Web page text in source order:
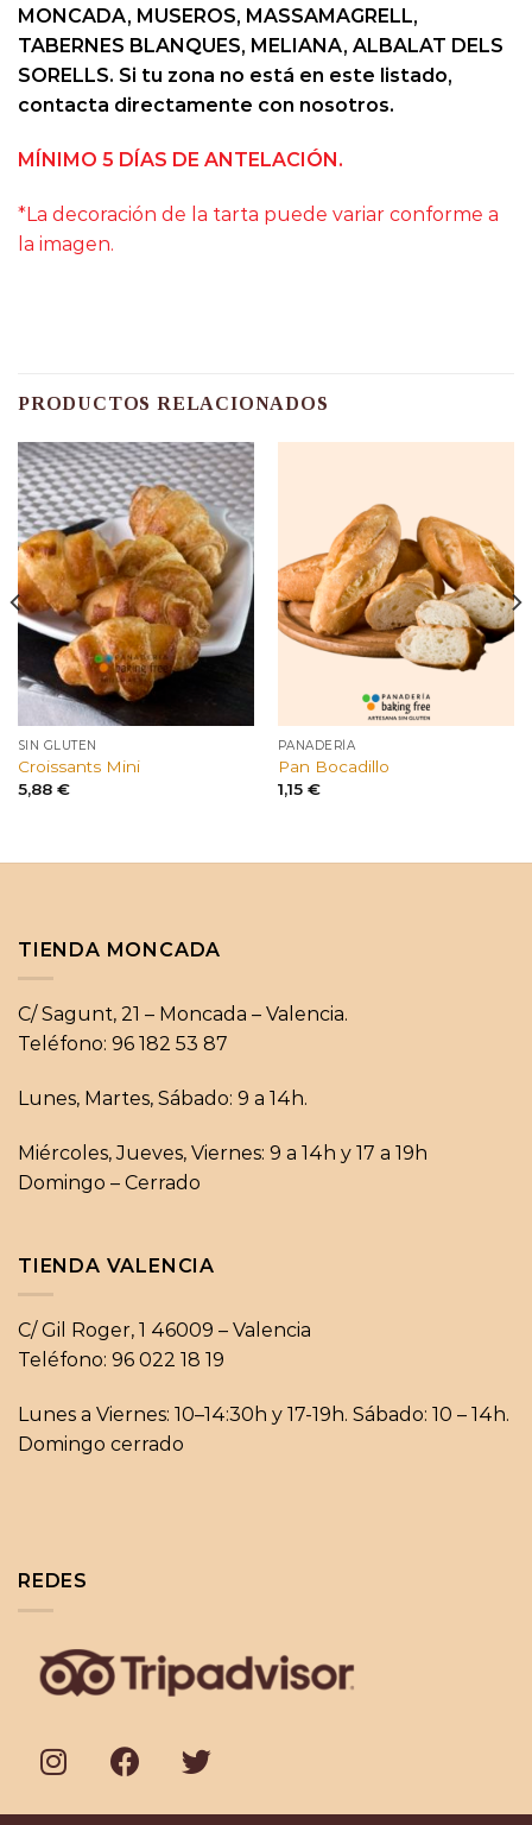
MONCADA, MUSEROS, MASSAMAGRELL,
TABERNES BLANQUES, MELIANA, ALBALAT DELS
SORELLS. Si tu zona no está en este listado,
contacta directamente con nosotros.
MÍNIMO 5 DÍAS DE ANTELACIÓN.
*La decoración de la tarta puede variar conforme a
la imagen.
PRODUCTOS RELACIONADOS
SIN GLUTEN
Croissants Mini
5,88 €
PANADERÍA
Pan Bocadillo
1,15 €
TIENDA MONCADA
C/ Sagunt, 21 – Moncada – Valencia.
Teléfono: 96 182 53 87
Lunes, Martes, Sábado: 9 a 14h.
Miércoles, Jueves, Viernes: 9 a 14h y 17 a 19h
Domingo – Cerrado
TIENDA VALENCIA
C/ Gil Roger, 1 46009 – Valencia
Teléfono: 96 022 18 19
Lunes a Viernes: 10–14:30h y 17-19h. Sábado: 10 – 14h.
Domingo cerrado
REDES